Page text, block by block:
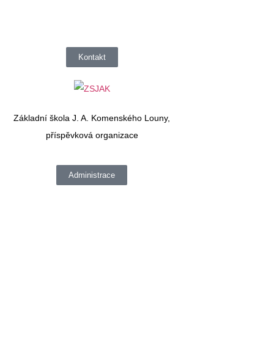
Kontakt
Základní škola J. A. Komenského Louny,
příspěvková organizace
Administrace